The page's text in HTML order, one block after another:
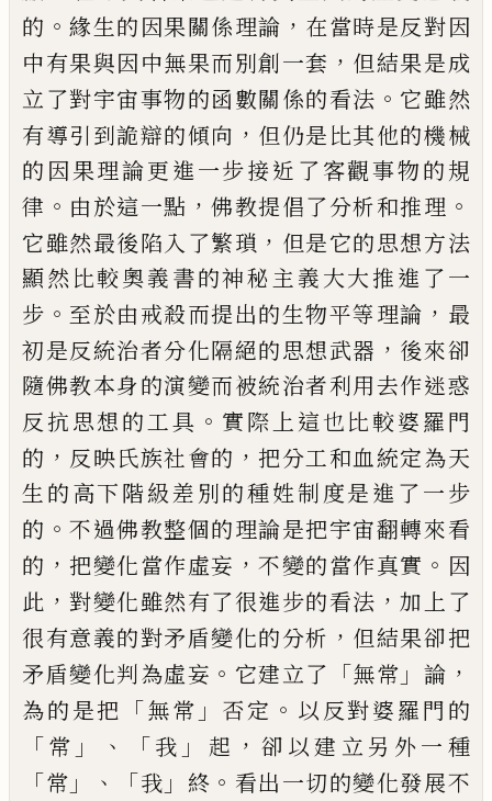
的 。 緣生的因果關係理論 ， 在當時是反對因
中有果與因中無果而別創一套 ， 但結果是成
立了對宇宙事物的函數關係的看法 。 它雖然
有導引到詭辯的傾向 ， 但仍是比其他的機械
的因果理論更進一步接近了客觀事物的規
律 。 由於這一點 ，佛教提倡了分析和推理 。
它雖然最後陷入了繁瑣 ， 但是它的思想方法
顯然比較奧義書的神秘主義大大推進了一
步 。 至於由戒殺而提出的生物平等理論 ， 最
初是反統治者分化隔絕的思想武器 ， 後來卻
隨佛教本身的演變而被統治者利用去作迷惑
反抗思想的工具 。 實際上這也比較婆羅門
的 ， 反映氏族社會的 ， 把分工和血統定為天
生的高下階級差別的種姓制度是進了一步
的 。不過佛教整個的理論是把宇宙翻轉來看
的 ， 把變化當作虛妄 ，不變的當作真實 。 因
此 ，對變化雖然有了很進步的看法 ，加上了
很有意義的對矛盾變化的分析 ， 但結果卻把
矛盾變化判為虛妄 。 它建立了 「無常 」論 ，
為的是把 「無常 」 否定 。 以反對婆羅門的
「常 」、「我 」 起 ， 卻以建立另外一 種
「常 」、「我 」 終 。 看出一切的變化發展不